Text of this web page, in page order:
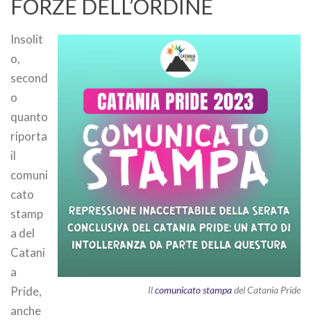
FORZE DELL’ORDINE
Ilcomunicato stampadel Catania Pride
Insolit
o,
second
o
quanto
riporta
il
comuni
cato
stamp
a del
Catani
a
Pride,
anche